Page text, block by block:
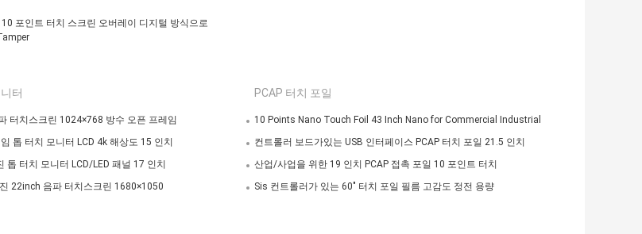
포인트 터치 스크린 오버레이 디지털 방식으로
터
터치스크린 1024×768 방수 오픈 프레임
톱 터치 모니터 LCD 4k 해상도 15 인치
톱 터치 모니터 LCD/LED 패널 17 인치
22inch 음파 터치스크린 1680×1050
PCAP 터치 포일
10 Points Nano Touch Foil 43 Inch Nano for Commercial Industrial
컨트롤러 보드가있는 USB 인터페이스 PCAP 터치 포일 21.5 인치
산업/사업을 위한 19 인치 PCAP 접촉 포일 10 포인트 터치
Sis 컨트롤러가 있는 60" 터치 포일 필름 고감도 정전 용량